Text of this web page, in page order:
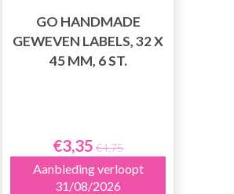
GO HANDMADE
GEWEVEN LABELS, 32 X
45 MM, 6 ST.
€3,35 €4,75
Aanbieding verloopt
31/08/2026